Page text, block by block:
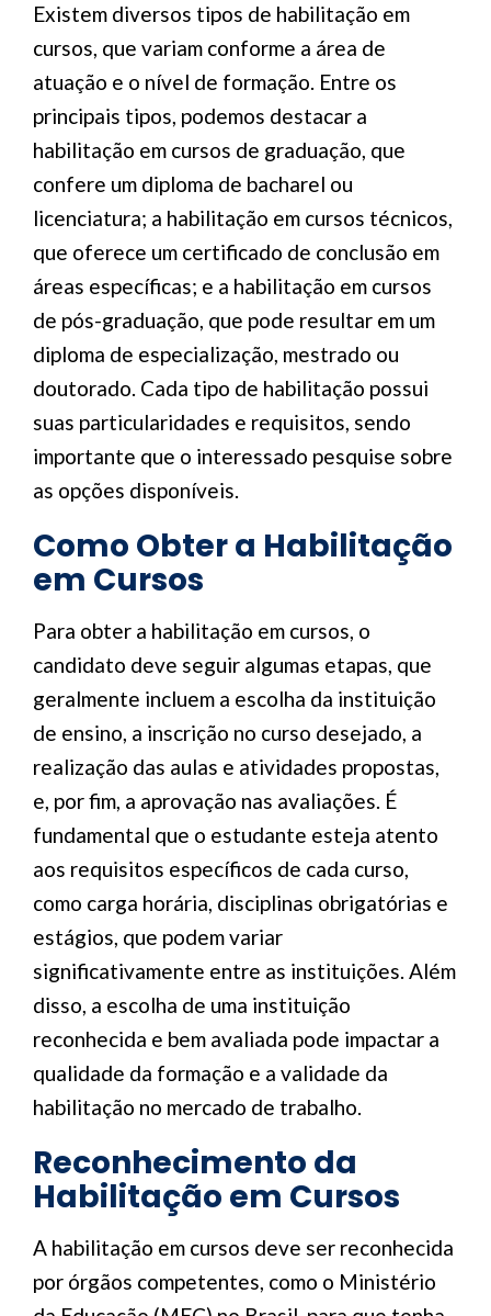
Existem diversos tipos de habilitação em
cursos, que variam conforme a área de
atuação e o nível de formação. Entre os
principais tipos, podemos destacar a
habilitação em cursos de graduação, que
confere um diploma de bacharel ou
licenciatura; a habilitação em cursos técnicos,
que oferece um certificado de conclusão em
áreas específicas; e a habilitação em cursos
de pós-graduação, que pode resultar em um
diploma de especialização, mestrado ou
doutorado. Cada tipo de habilitação possui
suas particularidades e requisitos, sendo
importante que o interessado pesquise sobre
as opções disponíveis.
Como Obter a Habilitação
em Cursos
Para obter a habilitação em cursos, o
candidato deve seguir algumas etapas, que
geralmente incluem a escolha da instituição
de ensino, a inscrição no curso desejado, a
realização das aulas e atividades propostas,
e, por fim, a aprovação nas avaliações. É
fundamental que o estudante esteja atento
aos requisitos específicos de cada curso,
como carga horária, disciplinas obrigatórias e
estágios, que podem variar
significativamente entre as instituições. Além
disso, a escolha de uma instituição
reconhecida e bem avaliada pode impactar a
qualidade da formação e a validade da
habilitação no mercado de trabalho.
Reconhecimento da
Habilitação em Cursos
A habilitação em cursos deve ser reconhecida
por órgãos competentes, como o Ministério